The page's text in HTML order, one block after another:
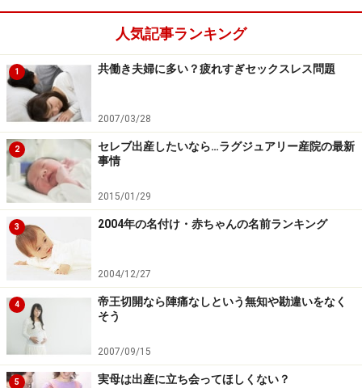
人気記事ランキング
1 共働き夫婦に多い？疲れすぎセックスレス問題
2007/03/28
2
セレブ出産したいなら…ラグジュアリー産院の最新
事情
2015/01/29
3 2004年の名付け・赤ちゃんの名前ランキング
2004/12/27
4
帝王切開なら陣痛なしという無知や勘違いをなく
そう
2007/09/15
5 実母は出産に立ち会ってほしくない？